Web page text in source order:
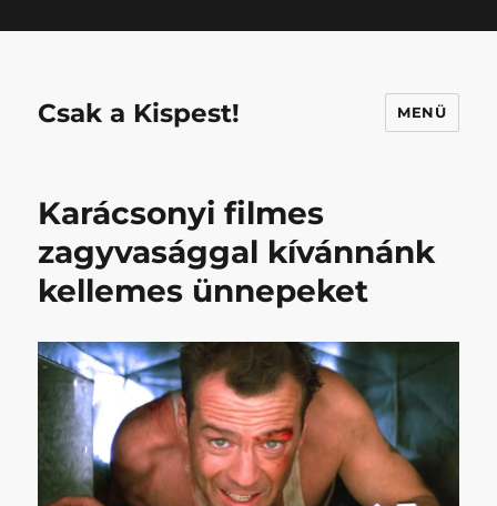
Csak a Kispest! MENÜ
Karácsonyi filmes
zagyvasággal kívánnánk
kellemes ünnepeket